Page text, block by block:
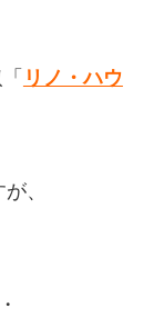
「 リノ・ハウ
、